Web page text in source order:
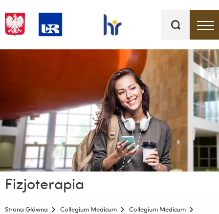
kluczowe
Fizjoterapia
Strona Główna Collegium Medicum
Collegium Medicum